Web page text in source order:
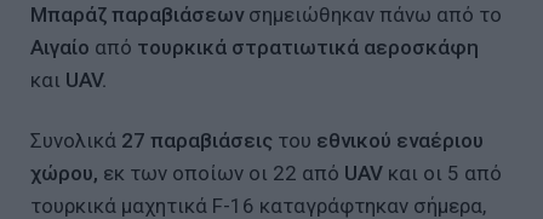
Μπαράζ παραβιάσεων σημειώθηκαν πάνω από το
Αιγαίο από τουρκικά στρατιωτικά αεροσκάφη
και UAV.
Συνολικά 27 παραβιάσεις του εθνικού εναέριου
χώρου, εκ των οποίων οι 22 από UAV και οι 5 από
τουρκικά μαχητικά F-16 καταγράφτηκαν σήμερα,